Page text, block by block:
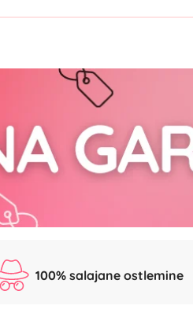
100% salajane ostlemine